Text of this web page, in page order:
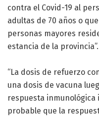
contra el Covid-19 al
adultas de 70 años o
personas mayores
estancia de la provincia”.
“La dosis de refuerzo
una dosis de vacuna
respuesta inmunológica
probable que la